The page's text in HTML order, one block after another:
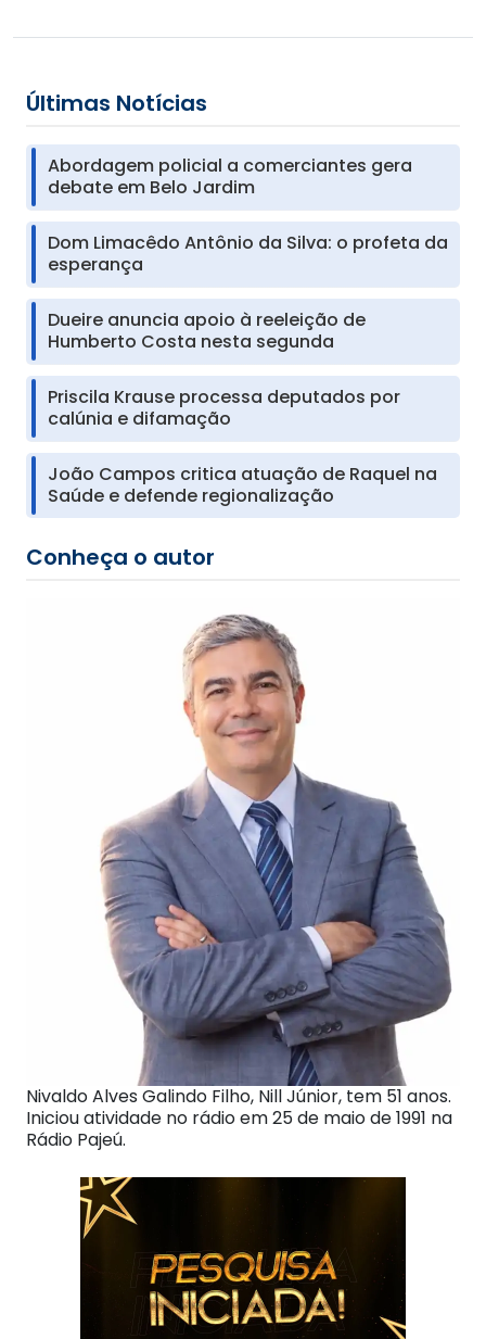
Últimas Notícias
Abordagem policial a comerciantes gera
debate em Belo Jardim
Dom Limacêdo Antônio da Silva: o profeta da
esperança
Dueire anuncia apoio à reeleição de
Humberto Costa nesta segunda
Priscila Krause processa deputados por
calúnia e difamação
João Campos critica atuação de Raquel na
Saúde e defende regionalização
Conheça o autor
Nivaldo Alves Galindo Filho, Nill Júnior, tem 51 anos.
Iniciou atividade no rádio em 25 de maio de 1991 na
Rádio Pajeú.